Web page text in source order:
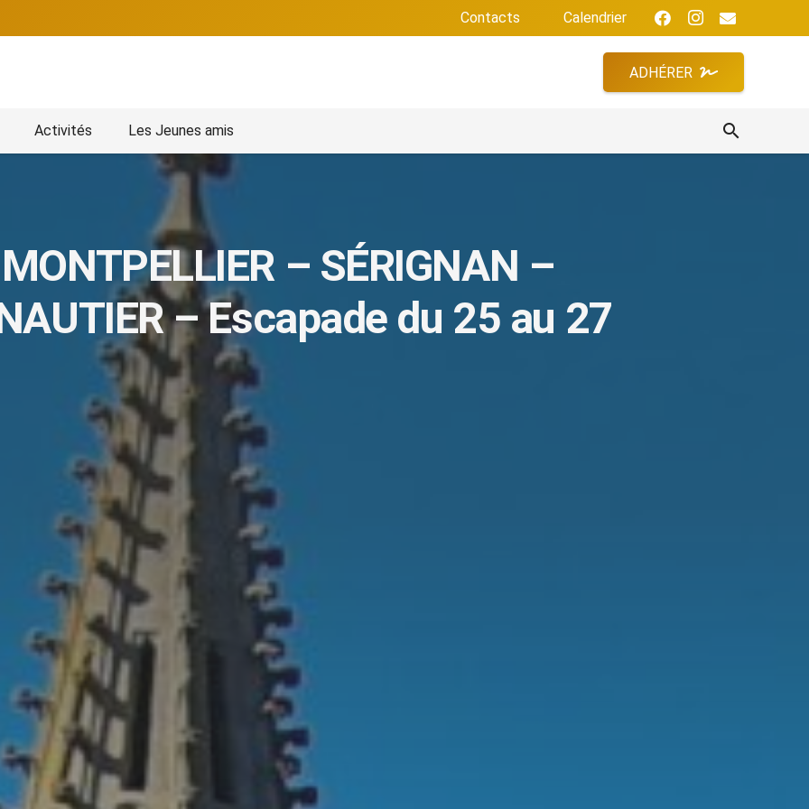
Contacts Calendrier
ADHÉRER
Activités Les Jeunes amis search
– SÉRIGNAN –
– Escapade du 25 au 27